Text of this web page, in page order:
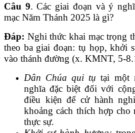
Câu 9. Các giai đoạn và ý
mạc Năm Thánh 2025 là gì?
Đáp: Nghi thức khai mạc trọng
theo ba giai đoạn: tụ họp, khởi
vào thánh đường (x. KMNT, 5-
Dân Chúa qui tụ tại một
nghĩa đặc biệt đối với
điều kiện để cử hành
khoảng cách thích hợp cho
thực sự.